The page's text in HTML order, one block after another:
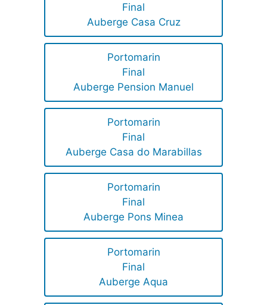
Final
Auberge Casa Cruz
Portomarin
Final
Auberge Pension Manuel
Portomarin
Final
Auberge Casa do Marabillas
Portomarin
Final
Auberge Pons Minea
Portomarin
Final
Auberge Aqua